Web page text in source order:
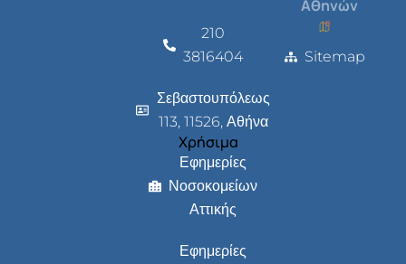
210
3816404
Σεβαστουπόλεως
113, 11526, Αθήνα
Χρήσιμα
Εφημερίες
Νοσοκομείων
Αττικής
Εφημερίες
Αθηνών
Sitemap